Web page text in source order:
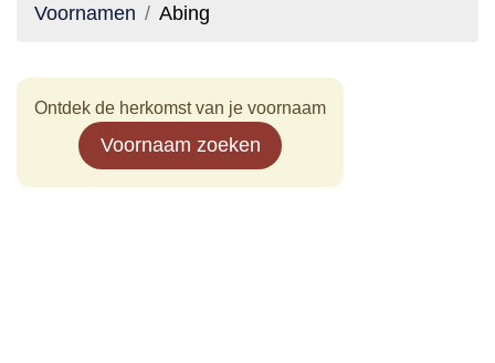
Voornamen Abing
Ontdek de herkomst van je voornaam
Voornaam zoeken